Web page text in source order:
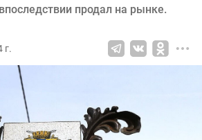
продал на рынке.
г.